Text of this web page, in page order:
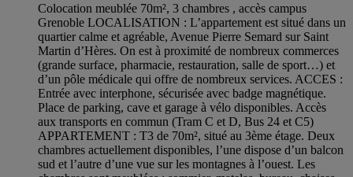
Colocation meublée 70m², 3 chambres , accès campus
Grenoble LOCALISATION : L’appartement est situé dans un
quartier calme et agréable, Avenue Pierre Semard sur Saint
Martin d’Hères. On est à proximité de nombreux commerces
(grande surface, pharmacie, restauration, salle de sport…) et
d’un pôle médicale qui offre de nombreux services. ACCES :
Entrée avec interphone, sécurisée avec badge magnétique.
Place de parking, cave et garage à vélo disponibles. Accès
aux transports en commun (Tram C et D, Bus 24 et C5)
APPARTEMENT : T3 de 70m², situé au 3ème étage. Deux
chambres actuellement disponibles, l’une dispose d’un balcon
sud et l’autre d’une vue sur les montagnes à l’ouest. Les